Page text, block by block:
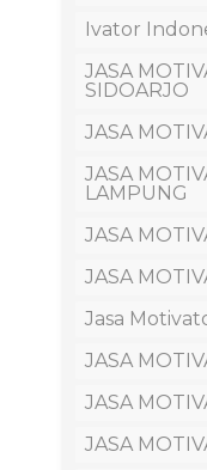
Ivator
JASA
SIDOARJO
JASA
JASA
LAMPUNG
JASA
JASA
Jasa
JASA
JASA
JASA